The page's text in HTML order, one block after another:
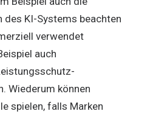
des KI-Systems beachten
verwendet
auch
Wiederum können
spielen, falls Marken